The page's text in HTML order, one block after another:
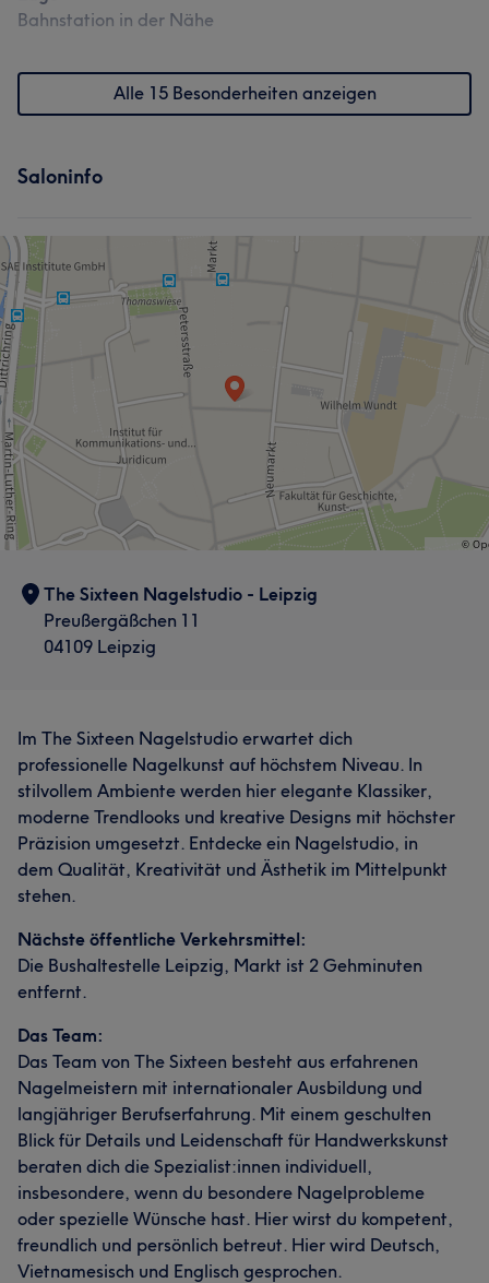
Bahnstation in der Nähe
Alle 15 Besonderheiten anzeigen
Saloninfo
The Sixteen Nagelstudio - Leipzig
Preußergäßchen 11
04109 Leipzig
Im The Sixteen Nagelstudio erwartet dich
professionelle Nagelkunst auf höchstem Niveau. In
stilvollem Ambiente werden hier elegante Klassiker,
moderne Trendlooks und kreative Designs mit höchster
Präzision umgesetzt. Entdecke ein Nagelstudio, in
dem Qualität, Kreativität und Ästhetik im Mittelpunkt
stehen.
Nächste öffentliche Verkehrsmittel:
Die Bushaltestelle Leipzig, Markt ist 2 Gehminuten
entfernt.
Das Team:
Das Team von The Sixteen besteht aus erfahrenen
Nagelmeistern mit internationaler Ausbildung und
langjähriger Berufserfahrung. Mit einem geschulten
Blick für Details und Leidenschaft für Handwerkskunst
beraten dich die Spezialist:innen individuell,
insbesondere, wenn du besondere Nagelprobleme
oder spezielle Wünsche hast. Hier wirst du kompetent,
freundlich und persönlich betreut. Hier wird Deutsch,
Vietnamesisch und Englisch gesprochen.